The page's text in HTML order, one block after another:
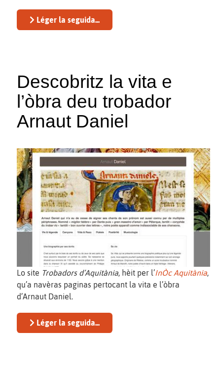
Léger la seguida...
Descobritz la vita e
l’òbra deu trobador
Arnaut Daniel
Lo site Trobadors d’Aquitània, hèit per l’InÒc Aquitània,
qu’a navèras paginas pertocant la vita e l’òbra
d’Arnaut Daniel.
Léger la seguida...